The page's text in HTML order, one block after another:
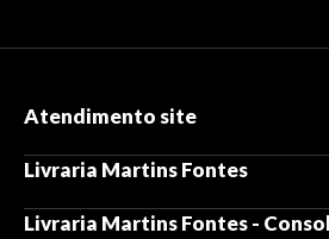
Atendimento site
Livraria Martins Fontes
Livraria Martins Fontes -